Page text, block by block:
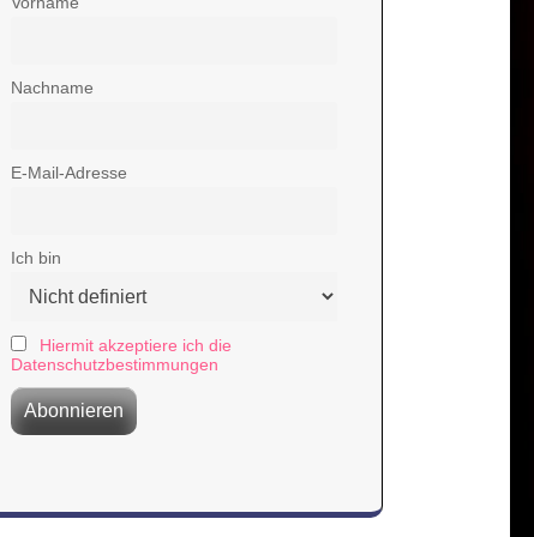
Nachname
E-Mail-Adresse
Ich bin
Hiermit akzeptiere ich die
Datenschutzbestimmungen